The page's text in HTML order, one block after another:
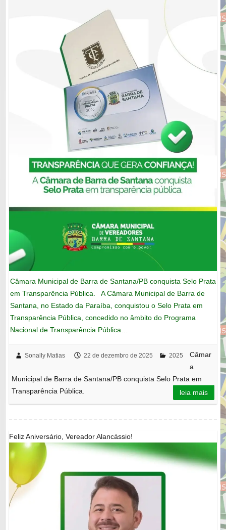
Câmara Municipal de Barra de Santana/PB conquista Selo Prata
em Transparência Pública. A Câmara Municipal de Barra de
Santana, no Estado da Paraíba, conquistou o Selo Prata em
Transparência Pública, concedido no âmbito do Programa
Nacional de Transparência Pública…
Sonally Matias 22 de dezembro de 2025 2025
Câmar
a
Municipal de Barra de Santana/PB conquista Selo Prata em
Transparência Pública.
leia mais
Feliz Aniversário, Vereador Alancássio!